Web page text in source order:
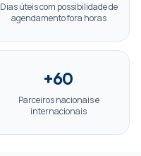
Dias úteis com possibilidade de
agendamento fora horas
+60
Parceiros nacionais e
internacionais